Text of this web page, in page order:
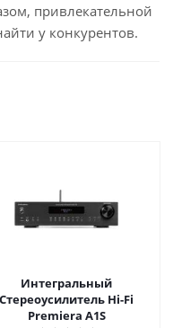
привлекательной
у конкурентов.
Интегральный
Стереоусилитель Hi-Fi
Premiera A1S